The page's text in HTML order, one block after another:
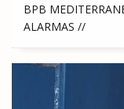
BPB
ALARMAS //